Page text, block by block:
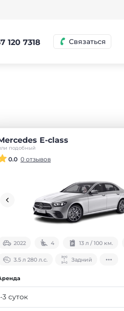
120 7318 Связаться
E-class
подобный
0.0 0 отзывов
2022 4 13 л / 100 км.
3.5 л 280 л.с. Задний
3 суток